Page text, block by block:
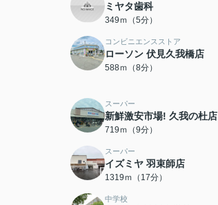
ミヤタ歯科
349ｍ（5分）
コンビニエンスストア
ローソン 伏見久我橋店
588ｍ（8分）
スーパー
新鮮激安市場! 久我の杜店
719ｍ（9分）
スーパー
イズミヤ 羽束師店
1319ｍ（17分）
中学校